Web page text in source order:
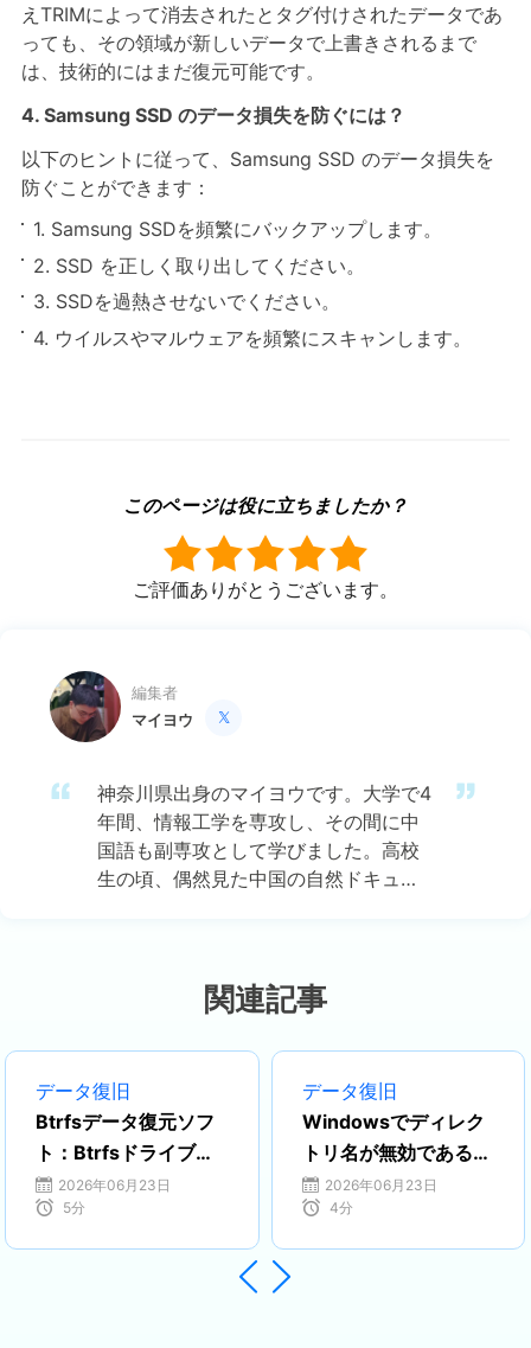
えTRIMによって消去されたとタグ付けされたデータであ
っても、その領域が新しいデータで上書きされるまで
は、技術的にはまだ復元可能です。
4. Samsung SSD のデータ損失を防ぐには？
以下のヒントに従って、Samsung SSD のデータ損失を
防ぐことができます：
1. Samsung SSDを頻繁にバックアップします。
2. SSD を正しく取り出してください。
3. SSDを過熱させないでください。
4. ウイルスやマルウェアを頻繁にスキャンします。
このページは役に立ちましたか？
ご評価ありがとうございます。
編集者
マイヨウ

神奈川県出身のマイヨウです。大学で4
年間、情報工学を専攻し、その間に中
国語も副専攻として学びました。高校
生の頃、偶然見た中国の自然ドキュメ
を通じて、ますますIT分野における日
中両国の連携の可能性に注目するよう
になりました。 現在はEaseUSに勤務
し、ディスク・パーティション管理、
データ復旧、バックアップおよびクロ
ーン技術の分野でエキスパートとして
活動しています。特に、日本語での技
術文書作成やユーザー向けサポートを
通じて、多くの方々の大切なデータを
守るお手伝いができることを誇りに思
関連記事
データ復旧
Btrfsデータ復元ソフ
ト：Btrfsドライブか
ら削除された/失われ
たファイルを復元する
2026年06月23日
5分
データ復旧
Windowsでディレク
トリ名が無効である問
題を修正する方法
2026年06月23日
4分

